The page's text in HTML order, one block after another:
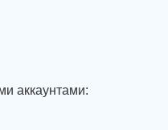
аккаунтами: